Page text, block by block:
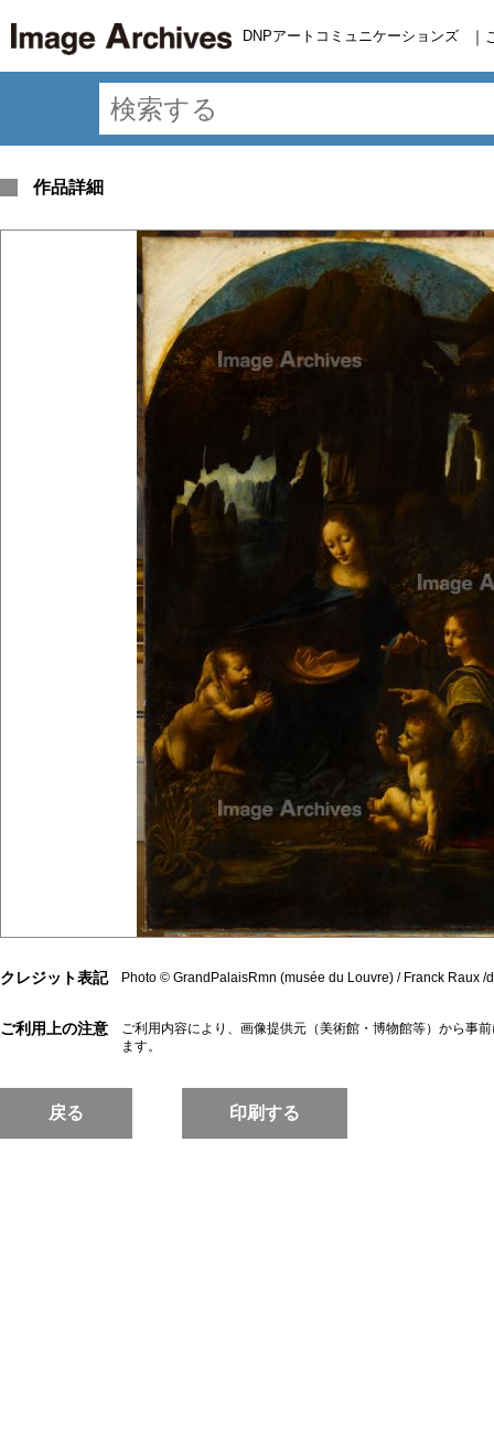
DNPアートコミュニケーションズ ｜
作品詳細
クレジット表記 Photo © GrandPalaisRmn (musée du Louvre) / Franck Raux /
ご利用上の注意
ご利用内容により、画像提供元（美術館・博物館等）から事
ます。
戻る 印刷する